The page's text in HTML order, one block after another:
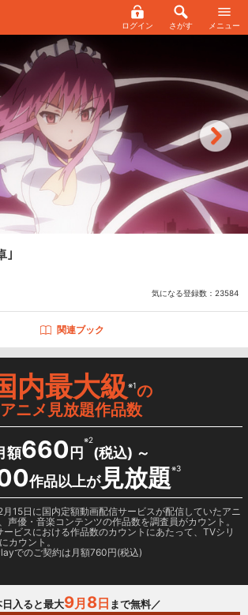
ログイン さがす メニュー
｣
気になる登録数： 23584
関連ブック
内最大級※1の
アニメ見放題作品数
額660 円
※2
(税込) ～
作品以上が見放題※3
15日に国内定額動画配信サービスが配信していたアニ
声優・音楽コンテンツの作品数を調査員がカウント。
ビスにおける作品数のカウントにあたって、TVシリ
カウント。
でのご契約は月額760円(税込)
日入ると最大9月 8日 まで無料／